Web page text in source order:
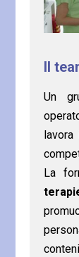
Il
Un
La